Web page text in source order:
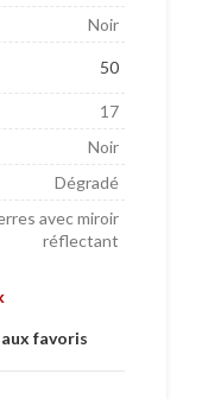
Noir
50
17
Noir
Dégradé
avec miroir
réflectant
favoris